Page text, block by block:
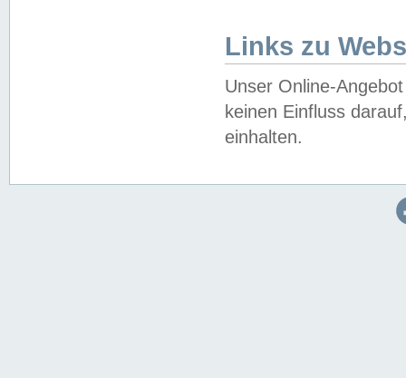
Links zu
Unser Online-
keinen Einfluss
einhalten.